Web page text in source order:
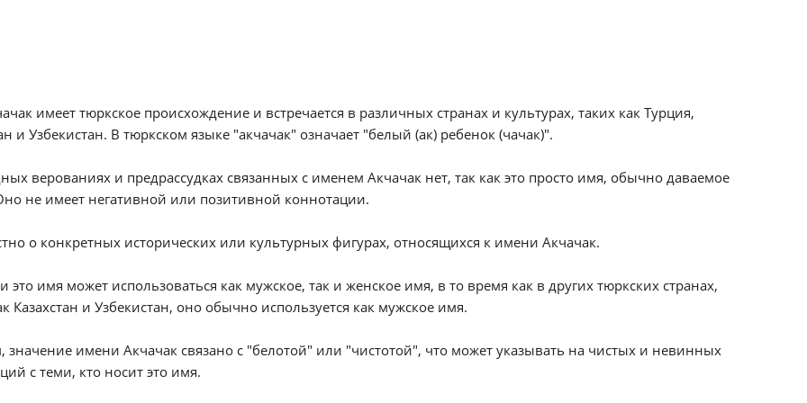
имеет тюркское происхождение и встречается в различных странах и культурах, таких как Турция,
и Узбекистан. В тюркском языке "акчачак" означает "белый (ак) ребенок (чачак)".
верованиях и предрассудках связанных с именем Акчачак нет, так как это просто имя, обычно даваемое
не имеет негативной или позитивной коннотации.
о конкретных исторических или культурных фигурах, относящихся к имени Акчачак.
это имя может использоваться как мужское, так и женское имя, в то время как в других тюркских странах,
Казахстан и Узбекистан, оно обычно используется как мужское имя.
значение имени Акчачак связано с "белотой" или "чистотой", что может указывать на чистых и невинных
с теми, кто носит это имя.